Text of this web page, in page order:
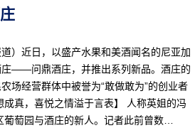
道）近日，以盛产水果和美酒闻名的尼亚加
庄——问鼎酒庄，并推出系列新品。酒庄的
场经营群体中被誉为“敢做敢为”的创业者
真，喜悦之情溢于言表】 人称英姐的冯
萄园与酒庄的新人。记者此前曾数…